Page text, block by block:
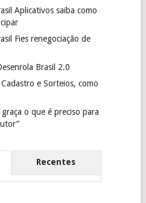
Aplicativos saiba como
Fies renegociação de
Brasil 2.0
e Sorteios, como
o que é preciso para
Recentes